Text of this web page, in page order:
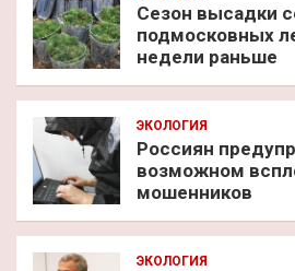
Сезон высадки
подмосковных
недели раньше
ЭКОЛОГИЯ
Россиян
возможном
мошенников
ЭКОЛОГИЯ